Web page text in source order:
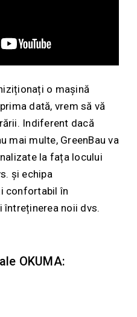
o mașină
dată, vrem să vă
Indiferent dacă
mai multe, GreenBau va
la fața locului
și echipa
confortabil în
întreținerea noii dvs.
OKUMA: